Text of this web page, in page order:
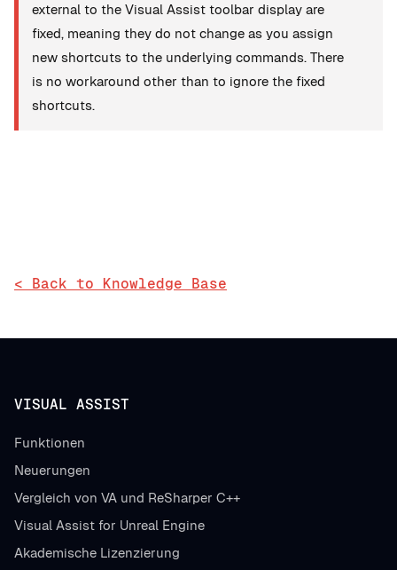
external to the Visual Assist toolbar display are
fixed, meaning they do not change as you assign
new shortcuts to the underlying commands. There
is no workaround other than to ignore the fixed
shortcuts.
< Back to Knowledge Base
VISUAL ASSIST
Funktionen
Neuerungen
Vergleich von VA und ReSharper C++
Visual Assist for Unreal Engine
Akademische Lizenzierung